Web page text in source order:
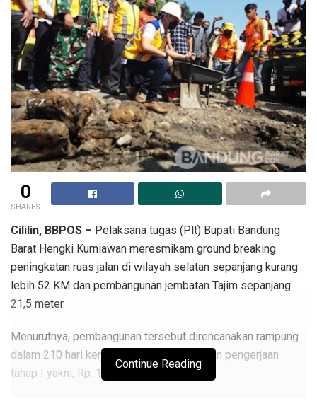
0
SHARES
Cililin, BBPOS – Pelaksana tugas (Plt) Bupati Bandung
Barat Hengki Kurniawan meresmikam ground breaking
peningkatan ruas jalan di wilayah selatan sepanjang kurang
lebih 52 KM dan pembangunan jembatan Tajim sepanjang
21,5 meter.
Menurutnya, pembangunan tersebut direncanakan rampung
dalam 210 hari kerja, dengan total anggaran pengerjaan
tahap I yakni, Rp. 197.518.971.000,00.
Continue Reading